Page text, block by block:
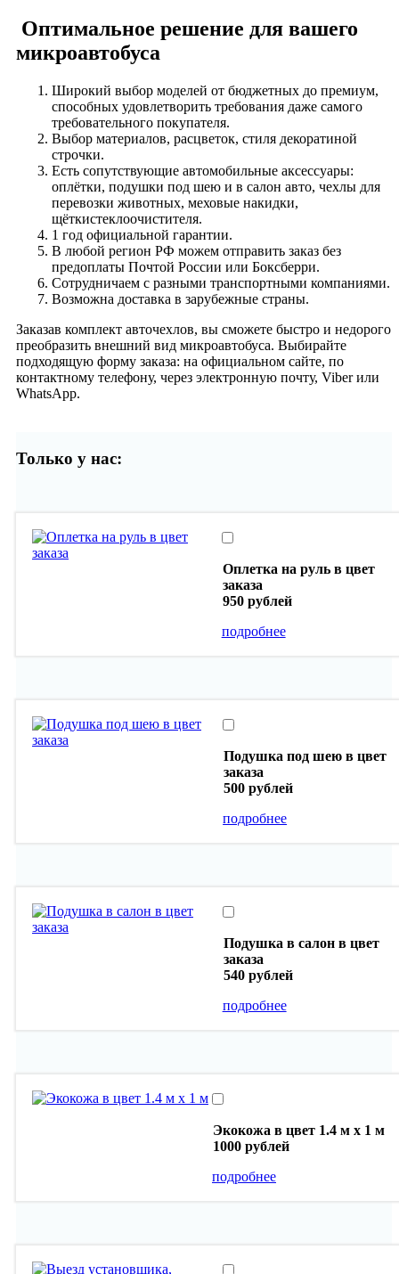
Оптимальное решение для вашего
микроавтобуса
Широкий выбор моделей от бюджетных до премиум,
способных удовлетворить требования даже самого
требовательного покупателя.
Выбор материалов, расцветок, стиля декоратиной
строчки.
Есть сопутствующие автомобильные аксессуары:
оплётки, подушки под шею и в салон авто, чехлы для
перевозки животных, меховые накидки,
щёткистеклоочистителя.
1 год официальной гарантии.
В любой регион РФ можем отправить заказ без
предоплаты Почтой России или Боксберри.
Сотрудничаем с разными транспортными компаниями.
Возможна доставка в зарубежные страны.
Заказав комплект авточехлов, вы сможете быстро и недорого
преобразить внешний вид микроавтобуса. Выбирайте
подходящую форму заказа: на официальном сайте, по
контактному телефону, через электронную почту, Viber или
WhatsApp.
Только у нас:
Оплетка на руль в цвет
заказа
950 рублей
подробнее
Подушка под шею в цвет
заказа
500 рублей
подробнее
Подушка в салон в цвет
заказа
540 рублей
подробнее
Экокожа в цвет 1.4 м х 1 м
1000 рублей
подробнее